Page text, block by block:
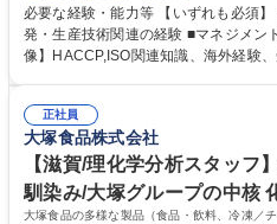
生産設計・品質改善に携われます。 【業務内容】■加工食品・菓子類・飲
料等の 新製品量産化立上げ／生産設
造委託先の 生産ラインにおける品質
い経験を積むことができます。 募集職種 【徳島/生産技術】ボンカレー・
MATCHでお馴染み/大塚グループ中核企
必要な経験・能力等 【いずれも必須
発・生産技術関連の経験 ■マネジメント経験（
像】HACCP,ISO関連知識、海外経験
ど数々のヒット商品を生み出す老舗企
自性を重視した開発力は大塚グループ
のです。 学歴・資格 学歴：大学院
正社員
大塚食品株式会社
【滋賀/理化学分析スタッフ
馴染み/大塚グループの中核
大塚食品の多様な製品（食品・飲料、冷凍／